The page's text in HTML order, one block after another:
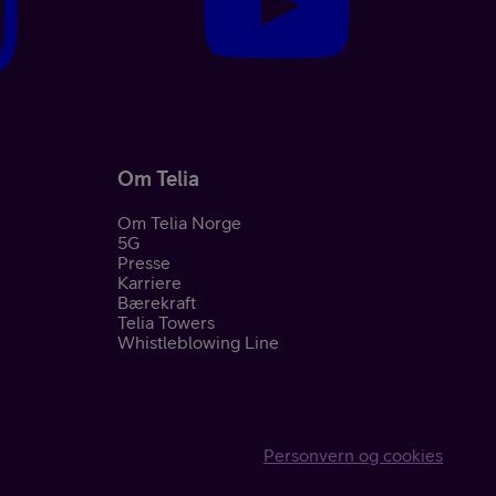
Om Telia
Om Telia Norge
5G
Presse
Karriere
Bærekraft
Telia Towers
Whistleblowing Line
Personvern og cookies